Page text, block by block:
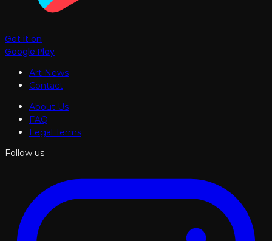
Get it on
Google Play
Art News
Contact
About Us
FAQ
Legal Terms
Follow us